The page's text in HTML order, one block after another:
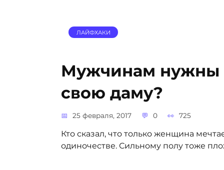
ЛАЙФХАКИ
Мужчинам нужны
свою даму?
25 февраля, 2017 0 725
Кто сказал, что только женщина
одиночестве. Сильному полу тоже